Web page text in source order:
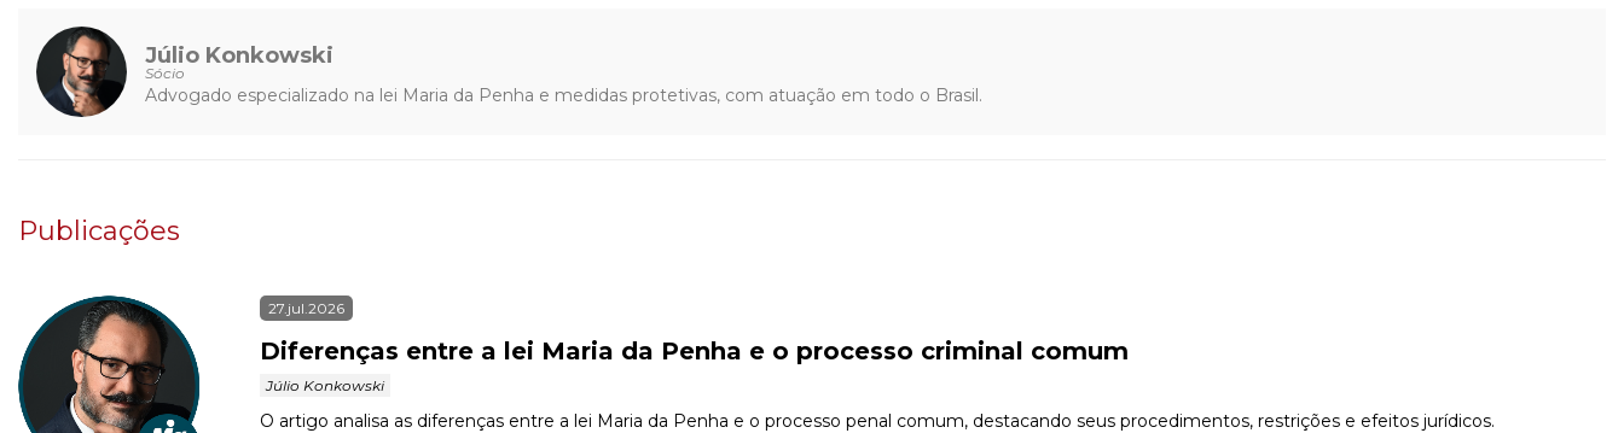
Júlio Konkowski
Sócio
Advogado especializado na lei Maria da Penha e medidas protetivas, com atuação em todo o Brasil.
Publicações
27.jul.2026
Diferenças entre a lei Maria da Penha e o processo criminal comum
Júlio Konkowski
O artigo analisa as diferenças entre a lei Maria da Penha e o processo penal comum, destacando seus procedimentos, restrições e efeitos jurídicos.